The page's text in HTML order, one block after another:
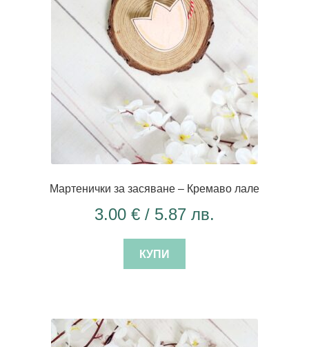
Мартенички за засяване – Кремаво лале
3.00 € / 5.87 лв.
КУПИ